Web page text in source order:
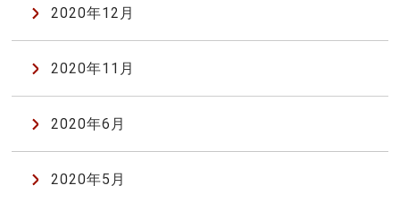
2020年12月
2020年11月
2020年6月
2020年5月